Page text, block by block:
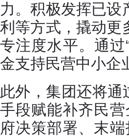
力。积极发挥已设
利等方式，撬动更
专注度水平。通
金支持民营中小企
此外，集团还将通
手段赋能补齐民
府决策部署、末